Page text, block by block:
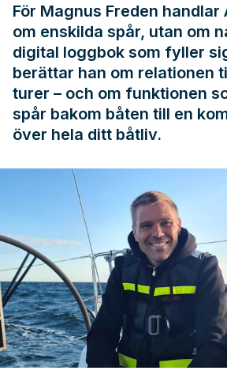
För Magnus Freden
om enskilda spår, utan om
digital loggbok som fyller
berättar han om relationen
turer – och om funktionen
spår bakom båten till en
över hela ditt båtliv.